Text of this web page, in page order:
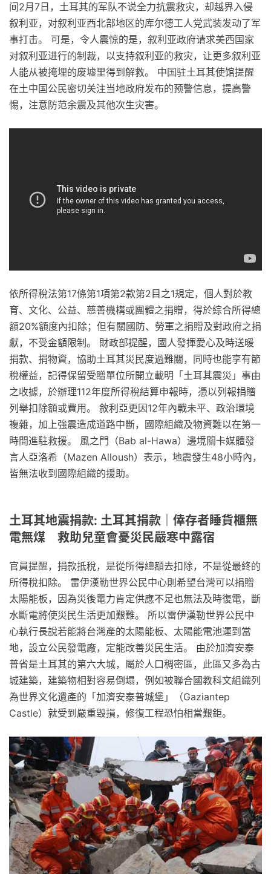
间2月7日，土耳其的军队不说全力抗震救灾，却越界入侵
叙利亚，对叙利亚西北部地区的库尔德工人党武装发动了军
事打击。 可是，令人震惊的是，叙利亚政府请求美西国家
对叙利亚进行的制裁，以支持叙利亚的救灾，让更多叙利亚
人能从被掩埋的废墟里得到解救。 中国驻土耳其使馆提醒
在土中国公民密切关注当地政府发布的预警信息，提高警
惕，注意防范余震及其他次生灾害。
依所得稅法第17條第1項第2款第2目之1規定，個人對於教
育、文化、公益、慈善機構或團體之捐贈，得於綜合所得總
額20%額度內扣除；但有關國防、勞軍之捐贈及對政府之捐
獻，不受金額限制。 財政部提醒，國人發揮愛心及時送暖
捐款、捐物資，協助土耳其災民度過難關，同時也能享有節
稅權益，記得保留受贈單位所開立載明「土耳其震災」事由
之收據，於辦理112年度所得稅結算申報時，憑以列報捐贈
列舉扣除額或費用。 敘利亞更因12年內戰未平、政治環境
複雜，加上強震造成道路中斷，國際組織及物資難以在第一
時間進駐救援。 風之門（Bab al-Hawa）邊境關卡媒體發
言人亞洛希（Mazen Alloush）表示，地震發生48小時內，
皆無法收到國際組織的援助。
土耳其地震捐款: 土耳其捐款｜倖存者睡貨櫃無
電無煤 救助兒童會憂災民嚴寒中露宿
官員提醒，捐款抵稅，是從所得總額去扣除，不是從最終的
所得稅扣除。 雷伊漢勒世界公民中心則希望台灣可以捐贈
太陽能板，因為災後電力肯定供應不足也無法及時復電，斷
水斷電將使災民生活更加艱難。 所以雷伊漢勒世界公民中
心執行長說若能將台灣產的太陽能板、太陽能電池運到當
地，設立公民發電廠，定能改善災民生活。 由於加濟安泰
普省是土耳其的第六大城，屬於人口稠密區，此區又多為古
城建築，建築物相對容易倒塌，例如被聯合國教科文組織列
為世界文化遺產的「加濟安泰普城堡」（Gaziantep
Castle）就受到嚴重毀損，修復工程恐怕相當艱鉅。